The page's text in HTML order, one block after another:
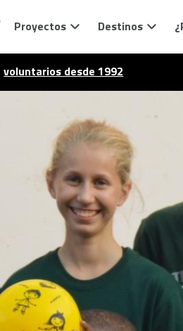
Proyectos Destinos
voluntarios desde 1992